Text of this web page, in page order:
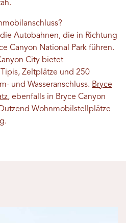
Autobahnen, die in Richtung
Canyon National Park führen.
City bietet
Zeltplätze und 250
und Wasseranschluss. Bryce
, ebenfalls in Bryce Canyon
Wohnmobilstellplätze